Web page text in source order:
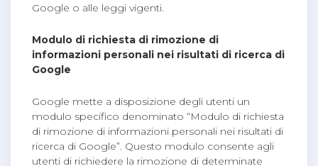
Google o alle leggi vigenti.
Modulo di richiesta di rimozione di
informazioni personali nei risultati di ricerca di
Google
Google mette a disposizione degli utenti un
modulo specifico denominato “Modulo di richiesta
di rimozione di informazioni personali nei risultati di
ricerca di Google”. Questo modulo consente agli
utenti di richiedere la rimozione di determinate